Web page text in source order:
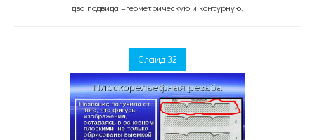
два подвида –геометрическую и контурную.
Слайд 32